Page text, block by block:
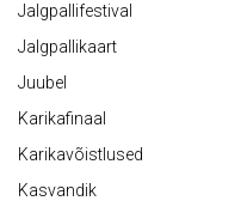
Jalgpallifestival
Jalgpallikaart
Juubel
Karikafinaal
Karikavõistlused
Kasvandik